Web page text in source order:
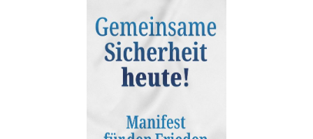
Details